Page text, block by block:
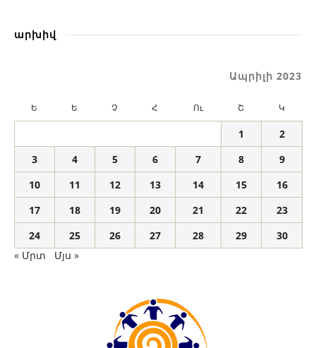
արխիվ
Ապրիլի 2023
Ե Ե Չ Հ Ու Շ Կ
1
2
3
4 5 6 7 8
9
10
11 12 13 14 15
16
17
18 19 20 21 22
23
24
25 26 27 28 29
30
« Մրտ
Մյս »